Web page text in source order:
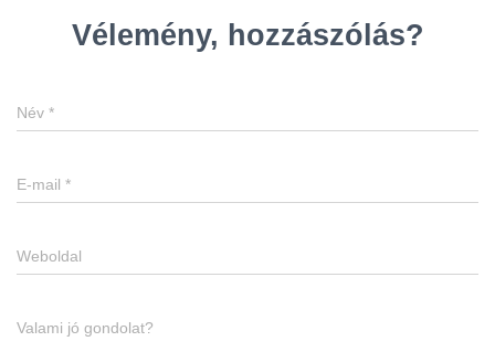
Vélemény, hozzászólás?
Név *
E-mail *
Weboldal
Valami jó gondolat?